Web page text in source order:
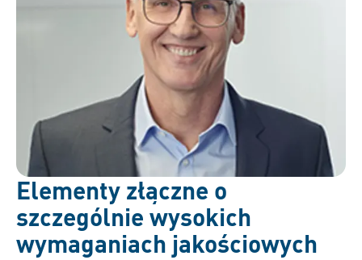
Elementy złączne o
szczególnie wysokich
wymaganiach jakościowych